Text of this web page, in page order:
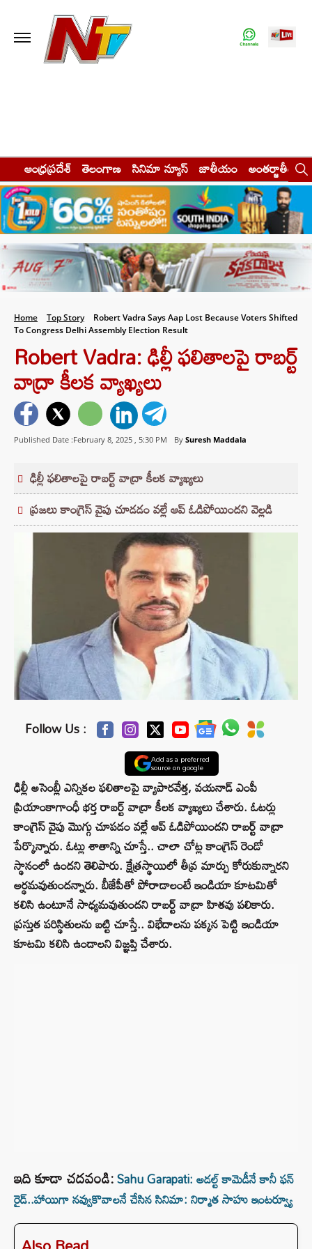
ఆంధ్రప్రదేశ్ తెలంగాణ సినిమా న్యూస్ జాతీయం అంతర్జాతీయం
Home Top Story
Robert Vadra Says Aap Lost Because Voters Shifted
To Congress Delhi Assembly Election Result
Robert Vadra: ఢిల్లీ ఫలితాలపై రాబర్ట్
వాద్రా కీలక వ్యాఖ్యలు
Published Date :February 8, 2025 , 5:30 PM By Suresh Maddala
ఢిల్లీ ఫలితాలపై రాబర్ట్ వాద్రా కీలక వ్యాఖ్యలు
ప్రజలు కాంగ్రెస్ వైపు చూడడం వల్లే ఆప్ ఓడిపోయిందని వెల్లడి
Follow Us :
Add as a preferred
source on google
ఢిల్లీ అసెంబ్లీ ఎన్నికల ఫలితాలపై వ్యాపారవేత్త, వయనాడ్ ఎంపీ
ప్రియాంకాగాంధీ భర్త రాబర్ట్ వాద్రా కీలక వ్యాఖ్యలు చేశారు. ఓటర్లు
కాంగ్రెస్ వైపు మొగ్గు చూపడం వల్లే ఆప్ ఓడిపోయిందని రాబర్ట్ వాద్రా
పేర్కొన్నారు. ఓట్లు శాతాన్ని చూస్తే.. చాలా చోట్ల కాంగ్రెస్ రెండో
స్థానంలో ఉందని తెలిపారు. క్షేత్రస్థాయిలో తీవ్ర మార్పు కోరుకున్నారని
అర్థమవుతుందన్నారు. బీజేపీతో పోరాడాలంటే ఇండియా కూటమితో
కలిసి ఉంటూనే సాధ్యమవుతుందని రాబర్ట్ వాద్రా హితవు పలికారు.
ప్రస్తుత పరిస్థితులను బట్టి చూస్తే.. విభేదాలను పక్కన పెట్టి ఇండియా
కూటమి కలిసి ఉండాలని విజ్ఞప్తి చేశారు.
ఇది కూడా చదవండి:Sahu Garapati: అడల్ట్ కామెడీనే కానీ ఫన్
రైడ్..హాయిగా నవ్వుకొవాలనే చేసిన సినిమా: నిర్మాత సాహు ఇంటర్వ్యూ